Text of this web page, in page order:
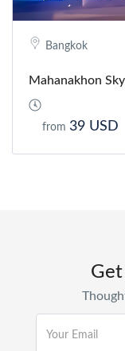
Bangkok
Mahanakhon
from 39 USD